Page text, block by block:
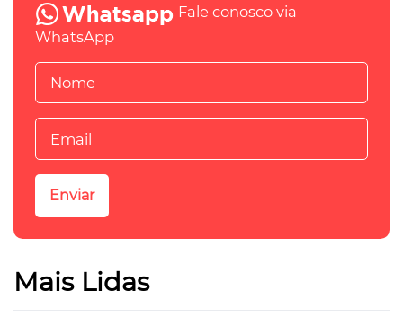
Fale conosco via
WhatsApp
Mais Lidas